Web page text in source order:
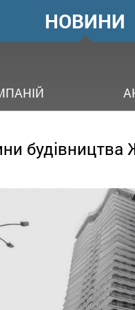
ГОЛОВНЕ
МЕНЮ
НОВИНИ
будівництва